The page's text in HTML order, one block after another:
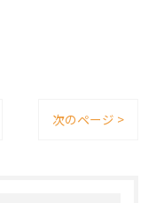
次のページ >